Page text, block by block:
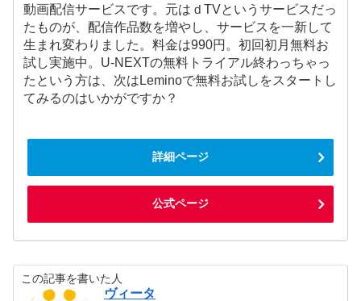
動画配信サービスです。元はｄTVというサービスだっ
たものが、配信作品数を増やし、サービスを一新して
生まれ変わりました。料金は990円。初回初月無料お
試し実施中。U-NEXTの無料トライアル終わっちゃっ
たという方は、次はLeminoで無料お試しをスタートし
てみるのはいかがですか？
詳細ページ
公式ページ
この記事を書いた人
ヴィータ